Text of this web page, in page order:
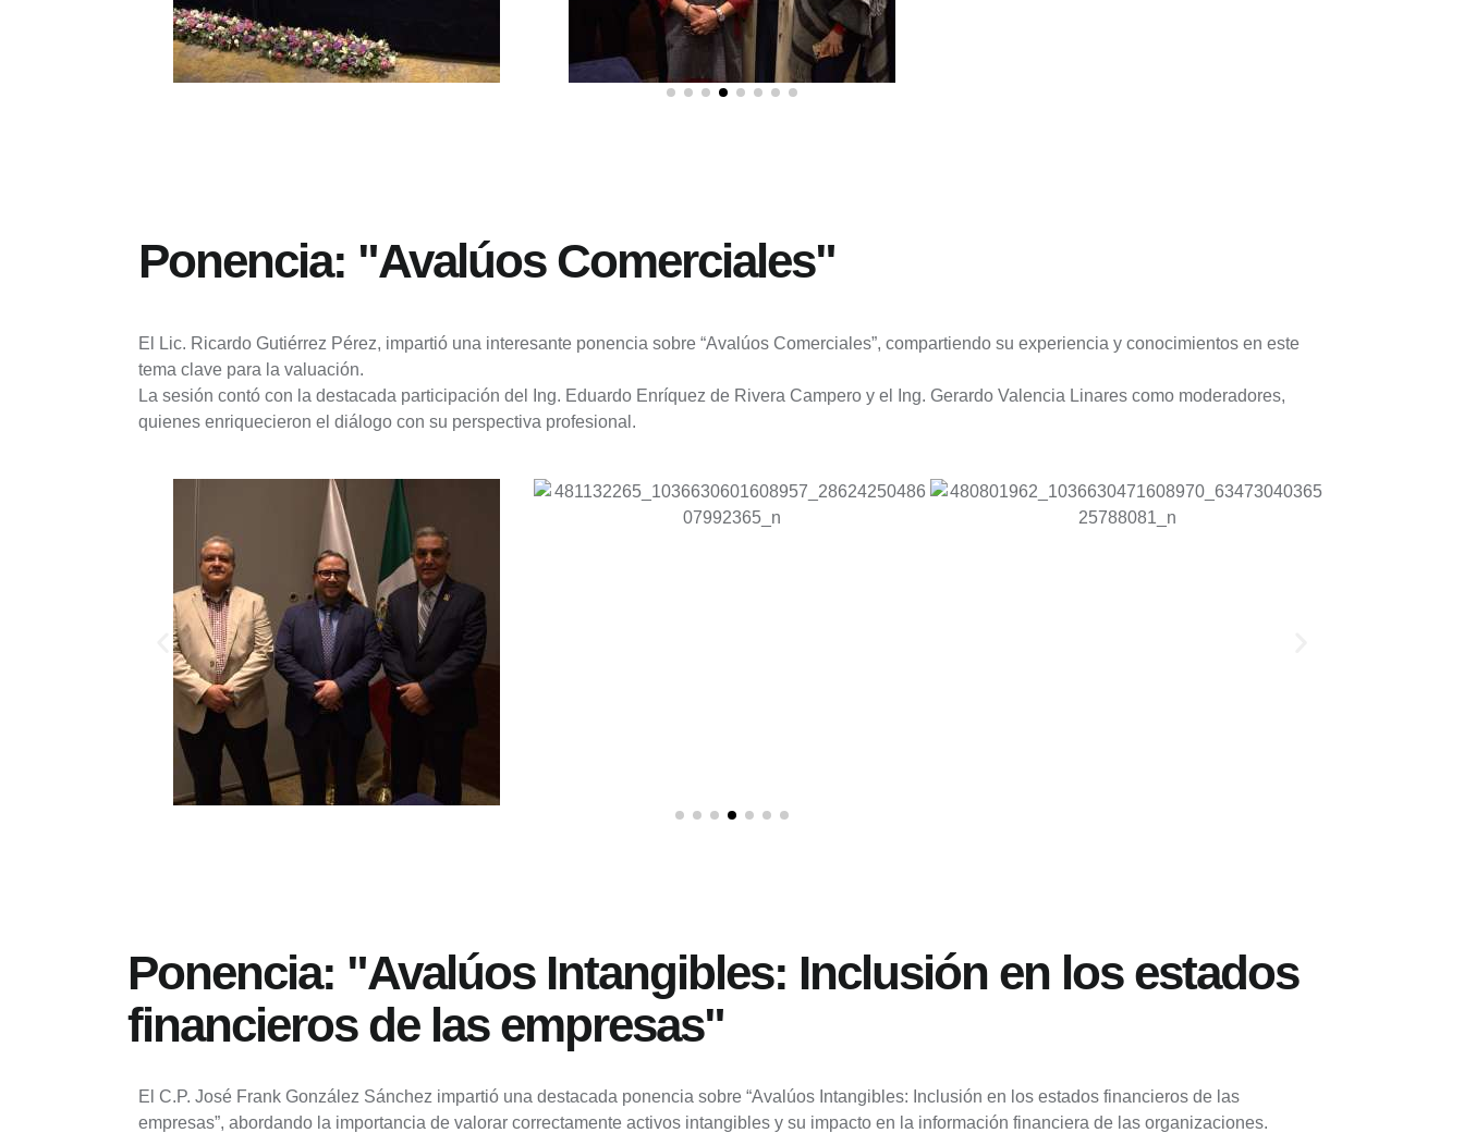
Ponencia: "Avalúos Comerciales"
El Lic. Ricardo Gutiérrez Pérez, impartió una interesante ponencia sobre “Avalúos Comerciales”, compartiendo su experiencia y conocimientos en este
tema clave para la valuación.
La sesión contó con la destacada participación del Ing. Eduardo Enríquez de Rivera Campero y el Ing. Gerardo Valencia Linares como moderadores,
quienes enriquecieron el diálogo con su perspectiva profesional.
Ponencia: "Avalúos Intangibles: Inclusión en los estados
financieros de las empresas"
El C.P. José Frank González Sánchez impartió una destacada ponencia sobre “Avalúos Intangibles: Inclusión en los estados financieros de las
empresas”, abordando la importancia de valorar correctamente activos intangibles y su impacto en la información financiera de las organizaciones.